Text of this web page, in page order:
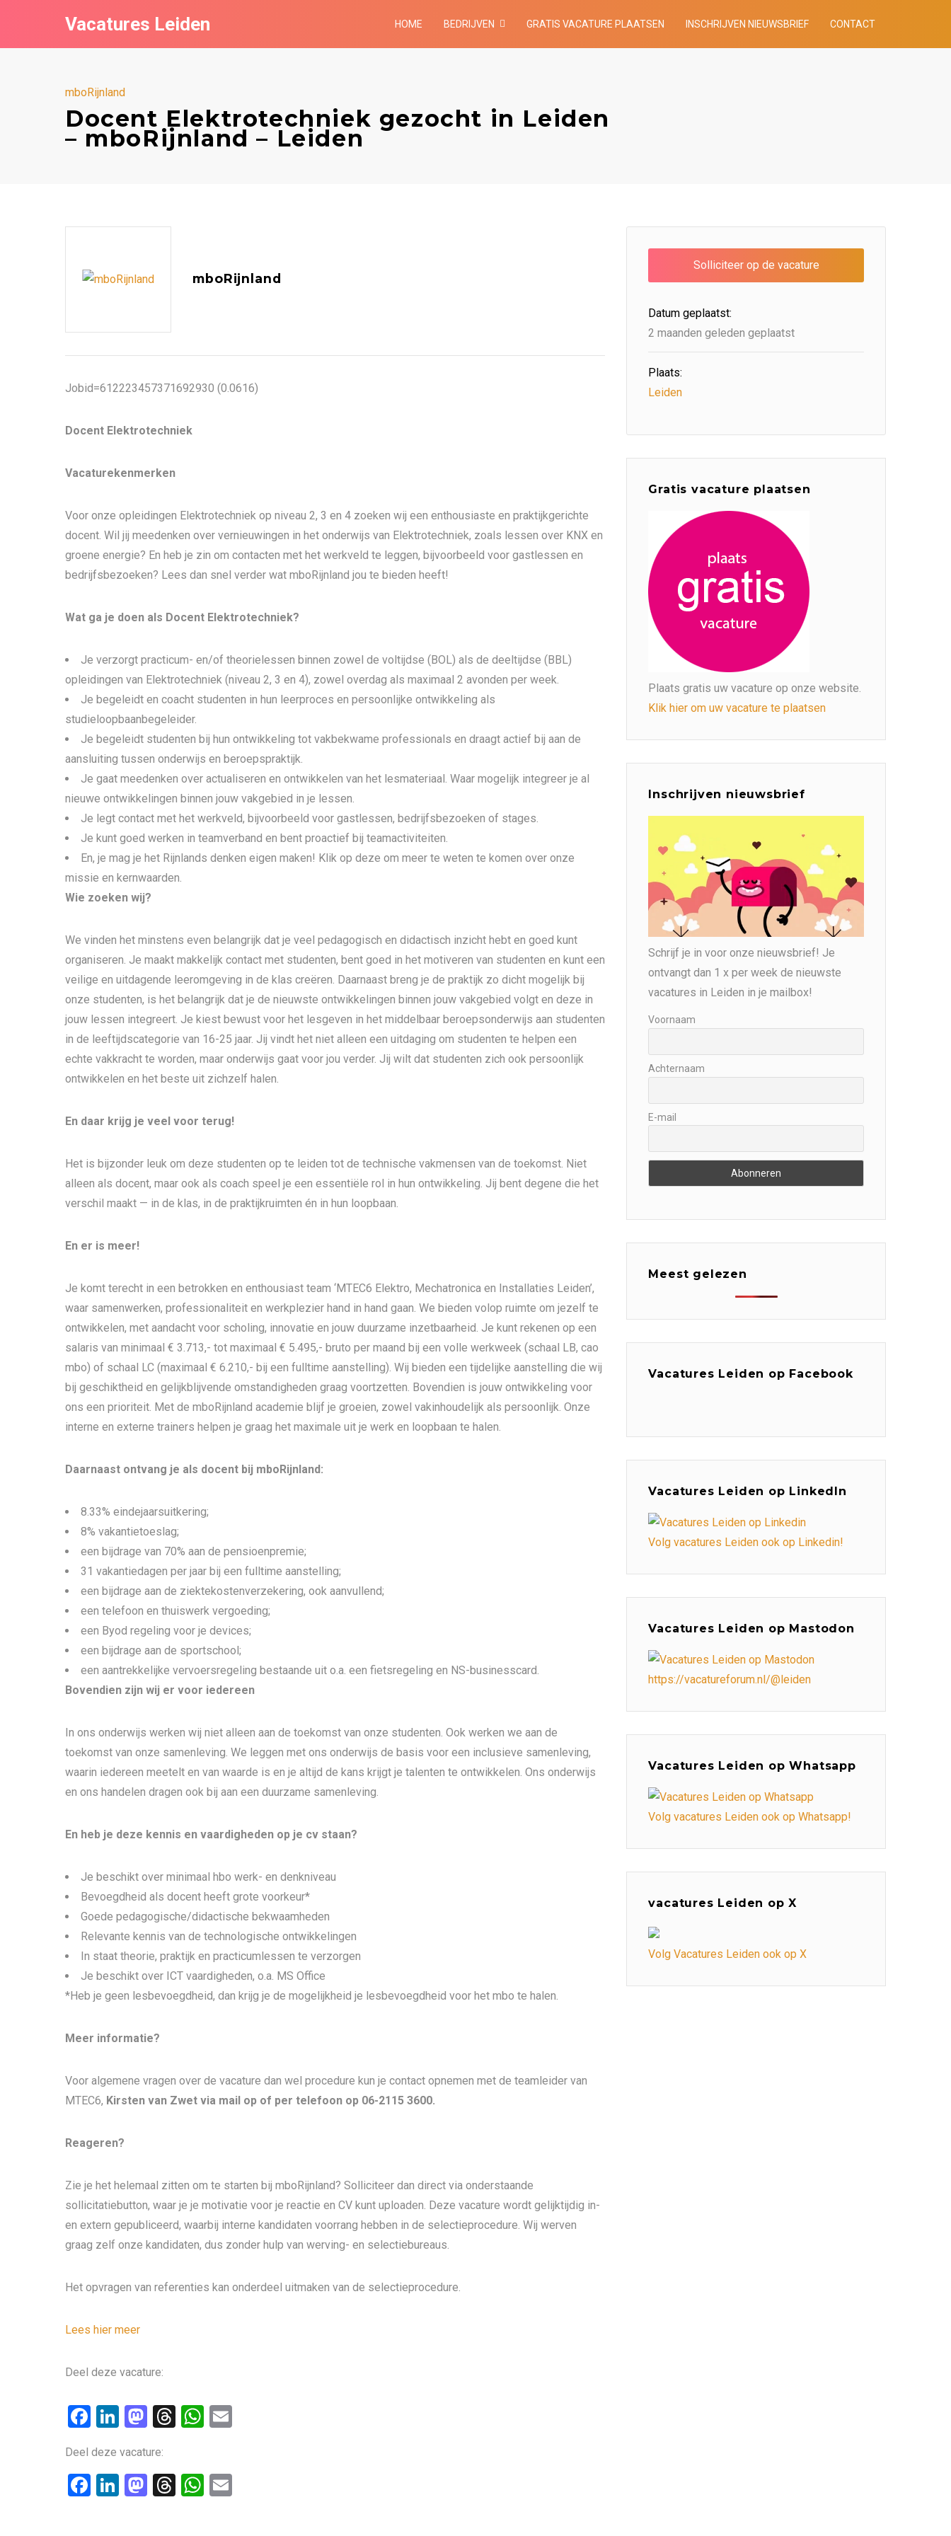
Vacatures Leiden HOME BEDRIJVEN GRATIS VACATURE PLAATSEN INSCHRIJVEN NIEUWSBRIEF CONTACT
mboRijnland
Docent Elektrotechniek gezocht in Leiden
– mboRijnland – Leiden
mboRijnland
Jobid=612223457371692930 (0.0616)
Docent Elektrotechniek
Vacaturekenmerken
Voor onze opleidingen Elektrotechniek op niveau 2, 3 en 4 zoeken wij een enthousiaste en praktijkgerichte
docent. Wil jij meedenken over vernieuwingen in het onderwijs van Elektrotechniek, zoals lessen over KNX en
groene energie? En heb je zin om contacten met het werkveld te leggen, bijvoorbeeld voor gastlessen en
bedrijfsbezoeken? Lees dan snel verder wat mboRijnland jou te bieden heeft!
Wat ga je doen als Docent Elektrotechniek?
Je verzorgt practicum- en/of theorielessen binnen zowel de voltijdse (BOL) als de deeltijdse (BBL)
opleidingen van Elektrotechniek (niveau 2, 3 en 4), zowel overdag als maximaal 2 avonden per week.
Je begeleidt en coacht studenten in hun leerproces en persoonlijke ontwikkeling als
studieloopbaanbegeleider.
Je begeleidt studenten bij hun ontwikkeling tot vakbekwame professionals en draagt actief bij aan de
aansluiting tussen onderwijs en beroepspraktijk.
Je gaat meedenken over actualiseren en ontwikkelen van het lesmateriaal. Waar mogelijk integreer je al
nieuwe ontwikkelingen binnen jouw vakgebied in je lessen.
Je legt contact met het werkveld, bijvoorbeeld voor gastlessen, bedrijfsbezoeken of stages.
Je kunt goed werken in teamverband en bent proactief bij teamactiviteiten.
En, je mag je het Rijnlands denken eigen maken! Klik op deze om meer te weten te komen over onze
missie en kernwaarden.
Wie zoeken wij?
We vinden het minstens even belangrijk dat je veel pedagogisch en didactisch inzicht hebt en goed kunt
organiseren. Je maakt makkelijk contact met studenten, bent goed in het motiveren van studenten en kunt een
veilige en uitdagende leeromgeving in de klas creëren. Daarnaast breng je de praktijk zo dicht mogelijk bij
onze studenten, is het belangrijk dat je de nieuwste ontwikkelingen binnen jouw vakgebied volgt en deze in
jouw lessen integreert. Je kiest bewust voor het lesgeven in het middelbaar beroepsonderwijs aan studenten
in de leeftijdscategorie van 16-25 jaar. Jij vindt het niet alleen een uitdaging om studenten te helpen een
echte vakkracht te worden, maar onderwijs gaat voor jou verder. Jij wilt dat studenten zich ook persoonlijk
ontwikkelen en het beste uit zichzelf halen.
En daar krijg je veel voor terug!
Het is bijzonder leuk om deze studenten op te leiden tot de technische vakmensen van de toekomst. Niet
alleen als docent, maar ook als coach speel je een essentiële rol in hun ontwikkeling. Jij bent degene die het
verschil maakt — in de klas, in de praktijkruimten én in hun loopbaan.
En er is meer!
Je komt terecht in een betrokken en enthousiast team ‘MTEC6 Elektro, Mechatronica en Installaties Leiden’,
waar samenwerken, professionaliteit en werkplezier hand in hand gaan. We bieden volop ruimte om jezelf te
ontwikkelen, met aandacht voor scholing, innovatie en jouw duurzame inzetbaarheid. Je kunt rekenen op een
salaris van minimaal € 3.713,- tot maximaal € 5.495,- bruto per maand bij een volle werkweek (schaal LB, cao
mbo) of schaal LC (maximaal € 6.210,- bij een fulltime aanstelling). Wij bieden een tijdelijke aanstelling die wij
bij geschiktheid en gelijkblijvende omstandigheden graag voortzetten. Bovendien is jouw ontwikkeling voor
ons een prioriteit. Met de mboRijnland academie blijf je groeien, zowel vakinhoudelijk als persoonlijk. Onze
interne en externe trainers helpen je graag het maximale uit je werk en loopbaan te halen.
Daarnaast ontvang je als docent bij mboRijnland:
8.33% eindejaarsuitkering;
8% vakantietoeslag;
een bijdrage van 70% aan de pensioenpremie;
31 vakantiedagen per jaar bij een fulltime aanstelling;
een bijdrage aan de ziektekostenverzekering, ook aanvullend;
een telefoon en thuiswerk vergoeding;
een Byod regeling voor je devices;
een bijdrage aan de sportschool;
een aantrekkelijke vervoersregeling bestaande uit o.a. een fietsregeling en NS-businesscard.
Bovendien zijn wij er voor iedereen
In ons onderwijs werken wij niet alleen aan de toekomst van onze studenten. Ook werken we aan de
toekomst van onze samenleving. We leggen met ons onderwijs de basis voor een inclusieve samenleving,
waarin iedereen meetelt en van waarde is en je altijd de kans krijgt je talenten te ontwikkelen. Ons onderwijs
en ons handelen dragen ook bij aan een duurzame samenleving.
En heb je deze kennis en vaardigheden op je cv staan?
Je beschikt over minimaal hbo werk- en denkniveau
Bevoegdheid als docent heeft grote voorkeur*
Goede pedagogische/didactische bekwaamheden
Relevante kennis van de technologische ontwikkelingen
In staat theorie, praktijk en practicumlessen te verzorgen
Je beschikt over ICT vaardigheden, o.a. MS Office
*Heb je geen lesbevoegdheid, dan krijg je de mogelijkheid je lesbevoegdheid voor het mbo te halen.
Meer informatie?
Voor algemene vragen over de vacature dan wel procedure kun je contact opnemen met de teamleider van
MTEC6, Kirsten van Zwet via mail op of per telefoon op 06-2115 3600.
Reageren?
Zie je het helemaal zitten om te starten bij mboRijnland? Solliciteer dan direct via onderstaande
sollicitatiebutton, waar je je motivatie voor je reactie en CV kunt uploaden. Deze vacature wordt gelijktijdig in-
en extern gepubliceerd, waarbij interne kandidaten voorrang hebben in de selectieprocedure. Wij werven
graag zelf onze kandidaten, dus zonder hulp van werving- en selectiebureaus.
Het opvragen van referenties kan onderdeel uitmaken van de selectieprocedure.
Lees hier meer
Deel deze vacature:
F
ce
b
Li
ke
dI
M
st
o
T
a
W
s
Datum geplaatst:
2 maanden geleden geplaatst
Plaats:
Leiden
Gratis vacature plaatsen
Plaats gratis uw vacature op onze website.
Klik hier om uw vacature te plaatsen
Inschrijven nieuwsbrief
Schrijf je in voor onze nieuwsbrief! Je
ontvangt dan 1 x per week de nieuwste
vacatures in Leiden in je mailbox!
Voornaam
Achternaam
E-mail
Meest gelezen
Vacatures Leiden op Facebook
Vacatures Leiden op LinkedIn
Volg vacatures Leiden ook op Linkedin!
Vacatures Leiden op Mastodon
https://vacatureforum.nl/@leiden
Vacatures Leiden op Whatsapp
Volg vacatures Leiden ook op Whatsapp!
vacatures Leiden op X
Volg Vacatures Leiden ook op X
Deel deze vacature:
F
Li
M T
W